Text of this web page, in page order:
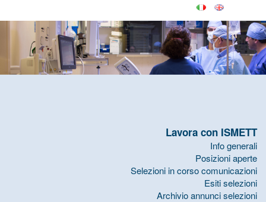
Lavora con ISMETT
Info generali
Posizioni aperte
Selezioni in corso comunicazioni
Esiti selezioni
Archivio annunci selezioni